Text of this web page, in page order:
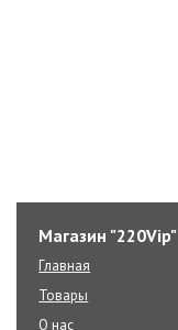
Магазин "220Vip"
Главная
Товары
О нас